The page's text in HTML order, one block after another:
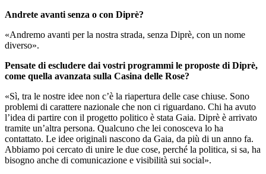
Andrete avanti senza o con Diprè?
«Andremo avanti per la nostra strada, senza Diprè, con un nome
diverso».
Pensate di escludere dai vostri programmi le proposte di Diprè,
come quella avanzata sulla Casina delle Rose?
«Sì, tra le nostre idee non c’è la riapertura delle case chiuse. Sono
problemi di carattere nazionale che non ci riguardano. Chi ha avuto
l’idea di partire con il progetto politico è stata Gaia. Diprè è arrivato
tramite un’altra persona. Qualcuno che lei conosceva lo ha
contattato. Le idee originali nascono da Gaia, da più di un anno fa.
Abbiamo poi cercato di unire le due cose, perché la politica, si sa, ha
bisogno anche di comunicazione e visibilità sui social».